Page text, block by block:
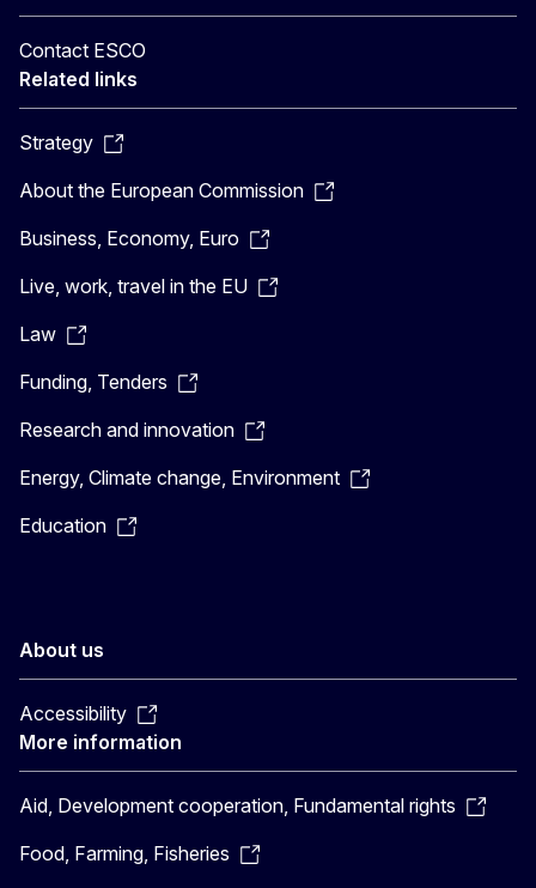
Contact ESCO
Related links
Strategy
About the European Commission
Business, Economy, Euro
Live, work, travel in the EU
Law
Funding, Tenders
Research and innovation
Energy, Climate change, Environment
Education
About us
Accessibility
More information
Aid, Development cooperation, Fundamental rights
Food, Farming, Fisheries